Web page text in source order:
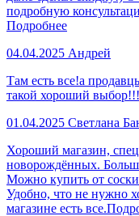
подробную
Подробнее
04.04.2025 Андрей
Там есть все!а
такой хороший выбор!!!
01.04.2025 Светлана
Хороший магазин,
новорождённых.
Можно купить от соски
Удобно, что не нужно
магазине есть все.